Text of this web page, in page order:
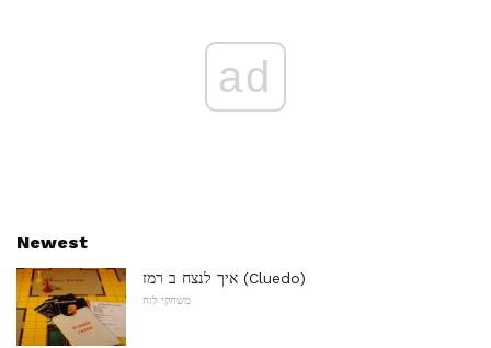
ad
Newest
איך לנצח ב רמז (Cluedo)
משחקי לוח